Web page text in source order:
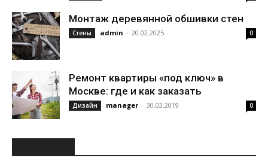
Монтаж деревянной обшивки стен
Стены admin - 20.02.2025 0
Ремонт квартиры «под ключ» в
Москве: где и как заказать
Дизайн manager - 30.03.2019 0